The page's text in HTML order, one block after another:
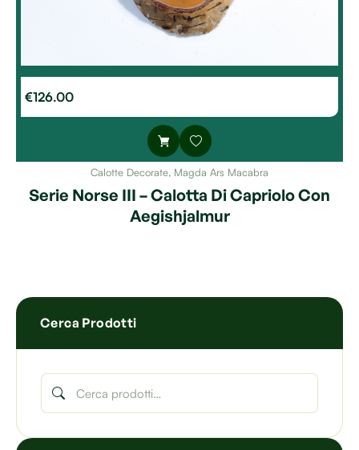
Cerca Prodotti
€126.00
Calotte Decorate, Magda Ars Macabra
Serie Norse III – Calotta Di Capriolo Con
Aegishjalmur